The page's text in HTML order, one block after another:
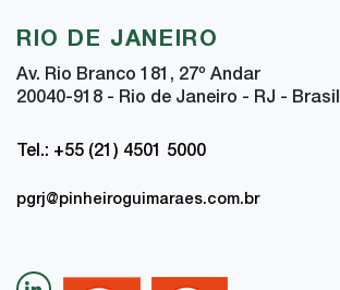
RIO DE JANEIRO
Av. Rio Branco 181, 27º Andar
20040-918 - Rio de Janeiro - RJ - Brasil
Tel.: +55 (21) 4501 5000
pgrj@pinheiroguimaraes.com.br